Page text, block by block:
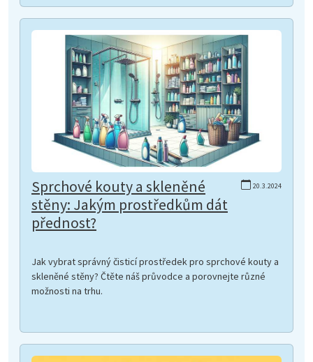
20.3.2024
Sprchové kouty a skleněné
stěny: Jakým prostředkům dát
přednost?
Jak vybrat správný čisticí prostředek pro sprchové kouty a
skleněné stěny? Čtěte náš průvodce a porovnejte různé
možnosti na trhu.